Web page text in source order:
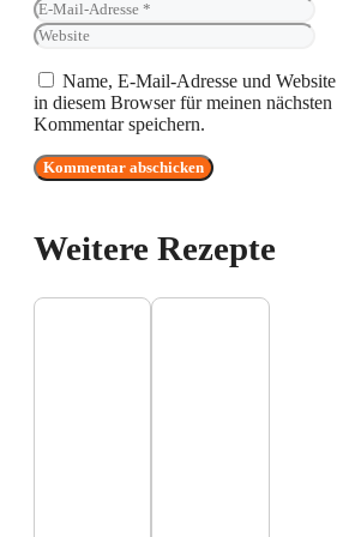
Name, E-Mail-Adresse und Website
in diesem Browser für meinen nächsten
Kommentar speichern.
Weitere Rezepte